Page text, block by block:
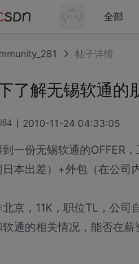
全部
帖子详情
了解无锡软通的
2010-11-24 04:33:05
一份无锡软通的OFFER
本出差）+外包（在公司内
北京，11K，职位TL，公
通的相关情况，能否在薪